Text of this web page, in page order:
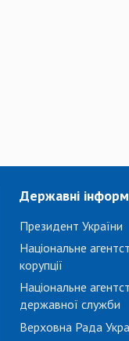
Державні
Президент України
Національне
корупції
Національне
державної служби
Верховна Рада